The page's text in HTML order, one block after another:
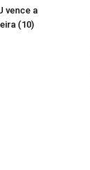
vence a
(10)